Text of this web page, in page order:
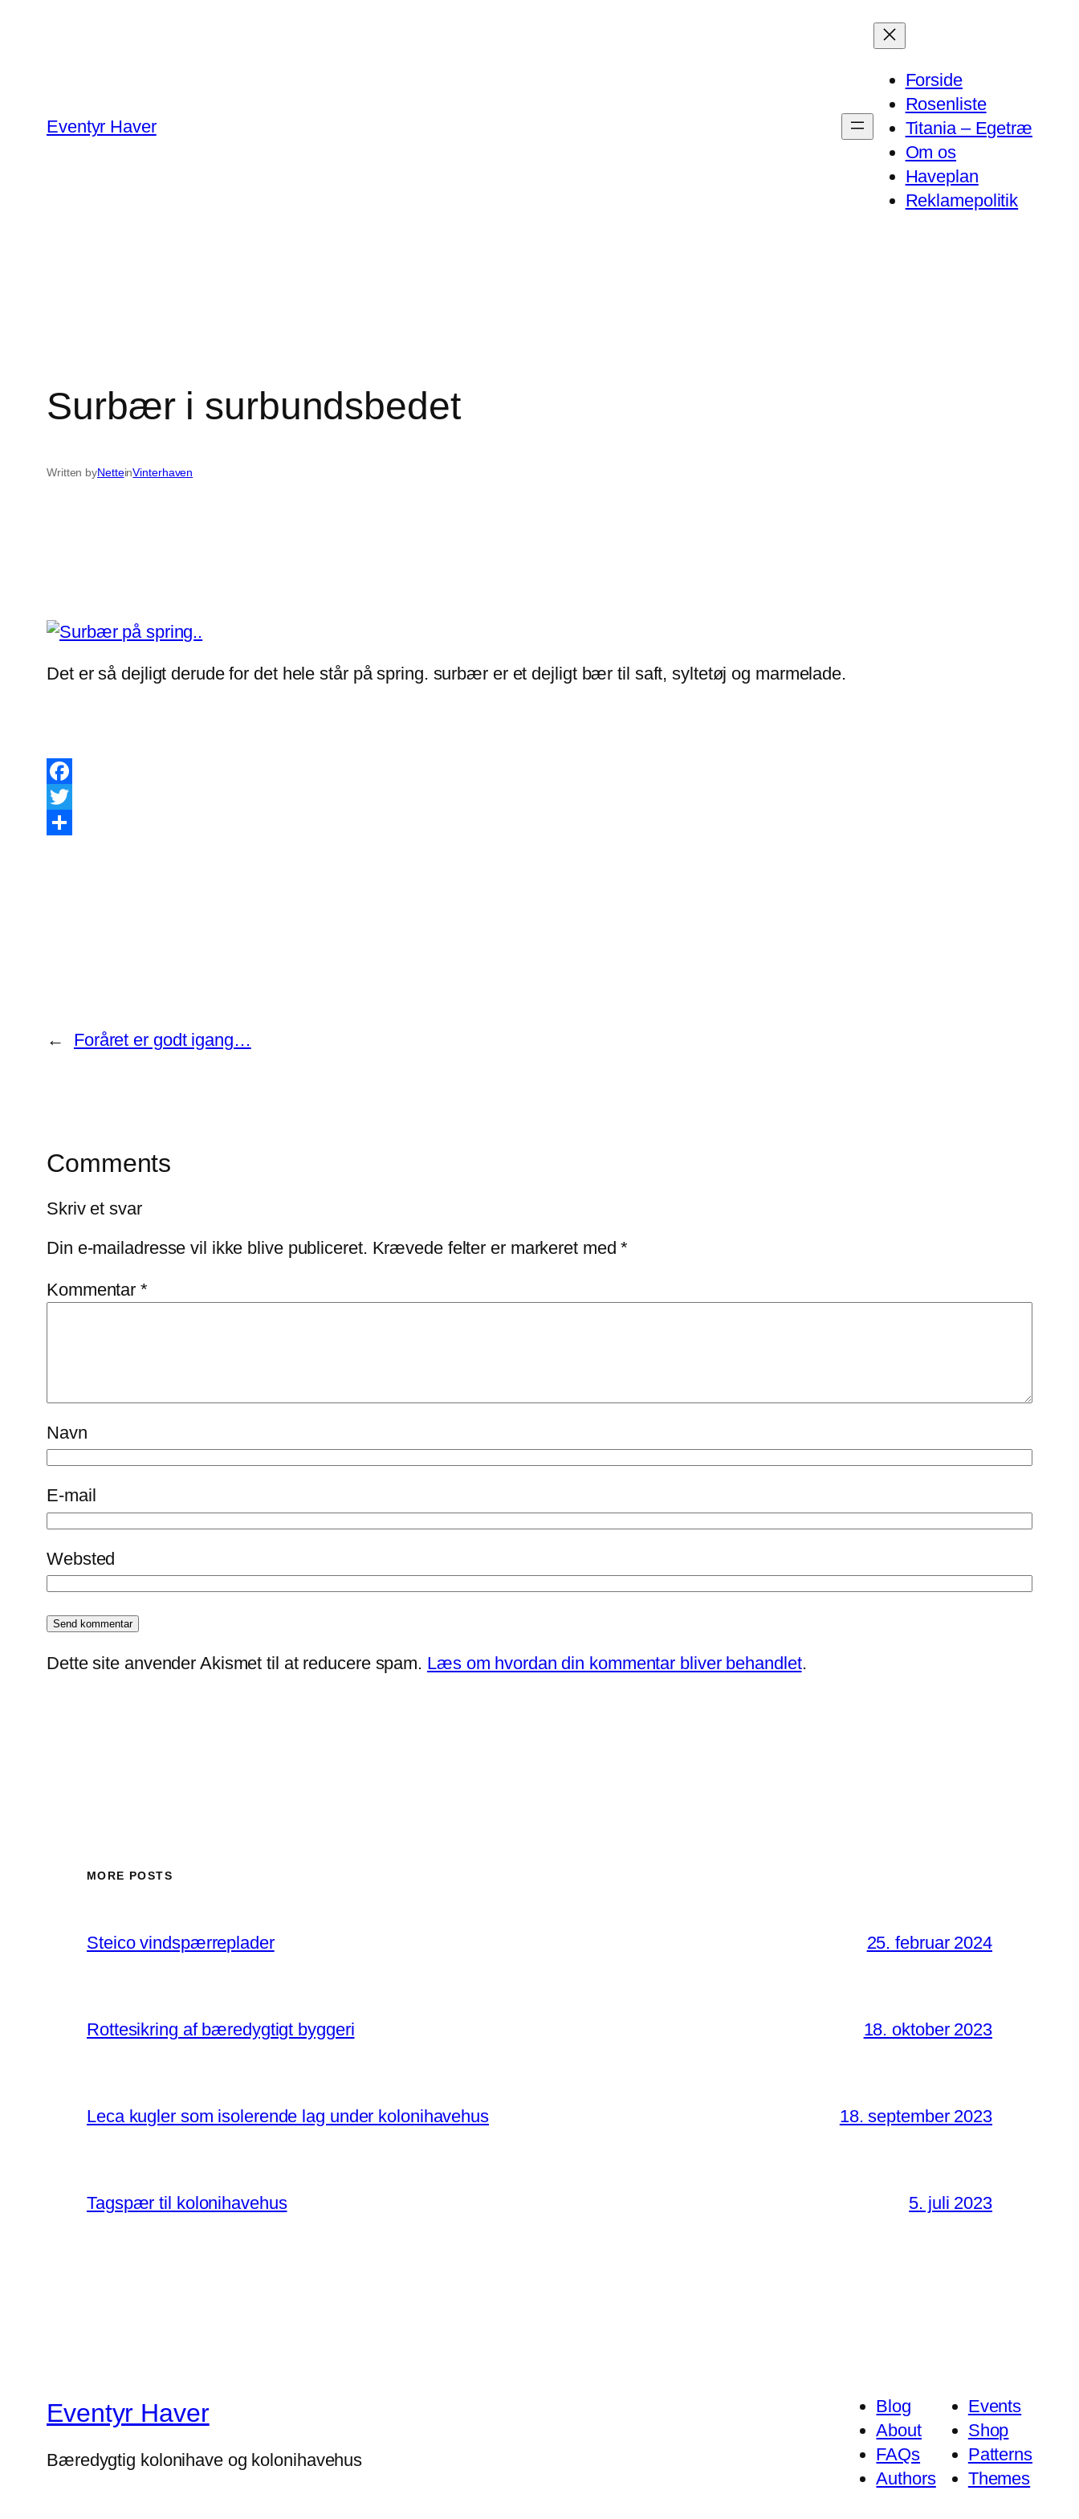
Eventyr Haver
Forside
Rosenliste
Titania – Egetræ
Om os
Haveplan
Reklamepolitik
Surbær i surbundsbedet
Written byNetteinVinterhaven
Det er så dejligt derude for det hele står på spring. surbær er et dejligt bær til saft, syltetøj og marmelade.
Facebook
Twitter
← Foråret er godt igang…
Comments
Skriv et svar
Din e-mailadresse vil ikke blive publiceret. Krævede felter er markeret med*
Kommentar*
Navn
E-mail
Websted
Dette site anvender Akismet til at reducere spam. Læs om hvordan din kommentar bliver behandlet.
MORE POSTS
Steico vindspærreplader 25. februar 2024
Rottesikring af bæredygtigt byggeri 18. oktober 2023
Leca kugler som isolerende lag under kolonihavehus 18. september 2023
Tagspær til kolonihavehus 5. juli 2023
Eventyr Haver
Bæredygtig kolonihave og kolonihavehus
Blog
About
FAQs
Authors
Events
Shop
Patterns
Themes